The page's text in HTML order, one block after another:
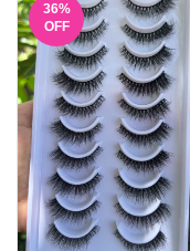
36%
OFF